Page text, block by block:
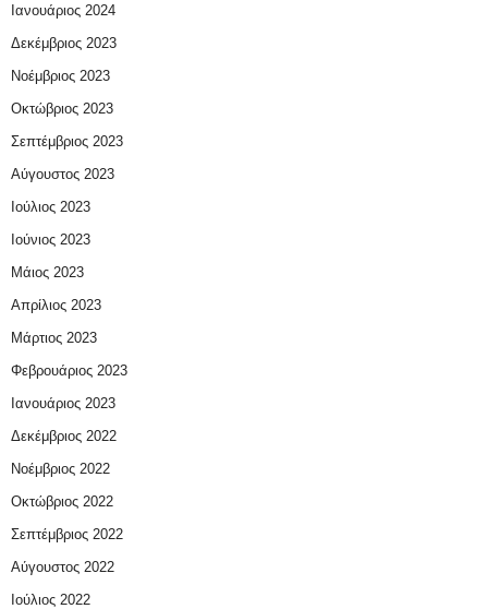
Ιανουάριος 2024
Δεκέμβριος 2023
Νοέμβριος 2023
Οκτώβριος 2023
Σεπτέμβριος 2023
Αύγουστος 2023
Ιούλιος 2023
Ιούνιος 2023
Μάιος 2023
Απρίλιος 2023
Μάρτιος 2023
Φεβρουάριος 2023
Ιανουάριος 2023
Δεκέμβριος 2022
Νοέμβριος 2022
Οκτώβριος 2022
Σεπτέμβριος 2022
Αύγουστος 2022
Ιούλιος 2022